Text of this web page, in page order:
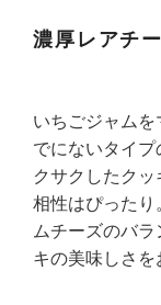
濃厚レアチ
いちごジャムを
でにないタイ
クサクしたク
相性はぴった
ムチーズのバ
キの美味しさを